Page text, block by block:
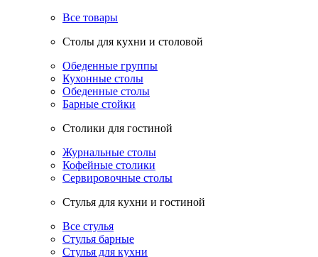
Все товары
Столы для кухни и столовой
Обеденные группы
Кухонные столы
Обеденные столы
Барные стойки
Столики для гостиной
Журнальные столы
Кофейные столики
Сервировочные столы
Стулья для кухни и гостиной
Все стулья
Стулья барные
Стулья для кухни